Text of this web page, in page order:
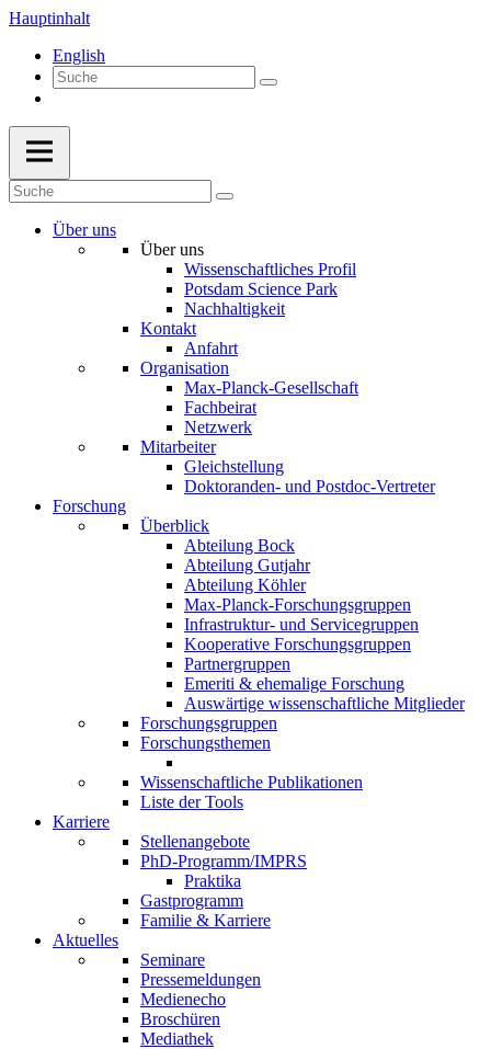
Hauptinhalt
English
Über uns
Über uns
Wissenschaftliches Profil
Potsdam Science Park
Nachhaltigkeit
Kontakt
Anfahrt
Organisation
Max-Planck-Gesellschaft
Fachbeirat
Netzwerk
Mitarbeiter
Gleichstellung
Doktoranden- und Postdoc-Vertreter
Forschung
Überblick
Abteilung Bock
Abteilung Gutjahr
Abteilung Köhler
Max-Planck-Forschungsgruppen
Infrastruktur- und Servicegruppen
Kooperative Forschungsgruppen
Partnergruppen
Emeriti & ehemalige Forschung
Auswärtige wissenschaftliche Mitglieder
Forschungsgruppen
Forschungsthemen
Wissenschaftliche Publikationen
Liste der Tools
Karriere
Stellenangebote
PhD-Programm/IMPRS
Praktika
Gastprogramm
Familie & Karriere
Aktuelles
Seminare
Pressemeldungen
Medienecho
Broschüren
Mediathek